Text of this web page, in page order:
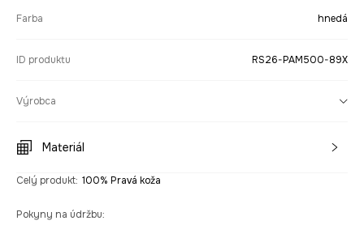
Farba hnedá
ID produktu RS26-PAM500-89X
Výrobca
Materiál
Celý produkt: 100% Pravá koža
Pokyny na údržbu: